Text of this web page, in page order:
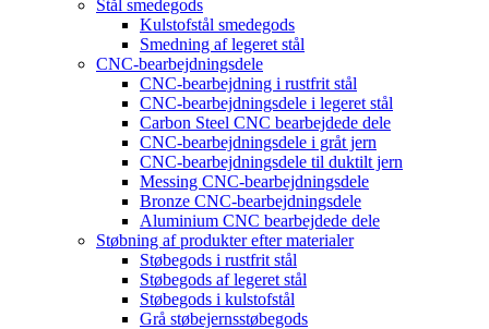
Stål smedegods
Kulstofstål smedegods
Smedning af legeret stål
CNC-bearbejdningsdele
CNC-bearbejdning i rustfrit stål
CNC-bearbejdningsdele i legeret stål
Carbon Steel CNC bearbejdede dele
CNC-bearbejdningsdele i gråt jern
CNC-bearbejdningsdele til duktilt jern
Messing CNC-bearbejdningsdele
Bronze CNC-bearbejdningsdele
Aluminium CNC bearbejdede dele
Støbning af produkter efter materialer
Støbegods i rustfrit stål
Støbegods af legeret stål
Støbegods i kulstofstål
Grå støbejernsstøbegods